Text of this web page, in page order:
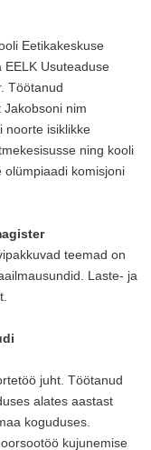
Eetikakeskuse
EELK Usuteaduse
Töötanud
nim
noorte isiklikke
ning kooli
olümpiaadi komisjoni
teemad on
Laste- ja
juht. Töötanud
alates aastast
koguduses.
kujunemise